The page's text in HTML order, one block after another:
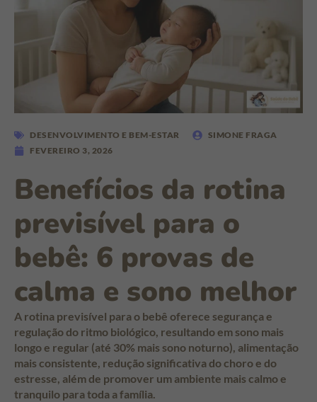
DESENVOLVIMENTO E BEM-ESTAR
SIMONE FRAGA
FEVEREIRO 3, 2026
Benefícios da rotina
previsível para o
bebê: 6 provas de
calma e sono melhor
A rotina previsível para o bebê oferece segurança e
regulação do ritmo biológico, resultando em sono mais
longo e regular (até 30% mais sono noturno), alimentação
mais consistente, redução significativa do choro e do
estresse, além de promover um ambiente mais calmo e
tranquilo para toda a família.